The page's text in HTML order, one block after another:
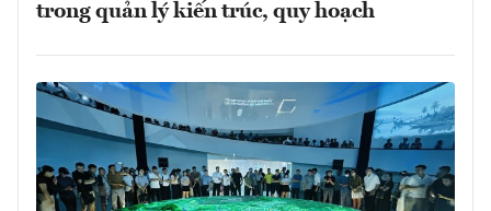
trong quản lý kiến trúc, quy hoạch